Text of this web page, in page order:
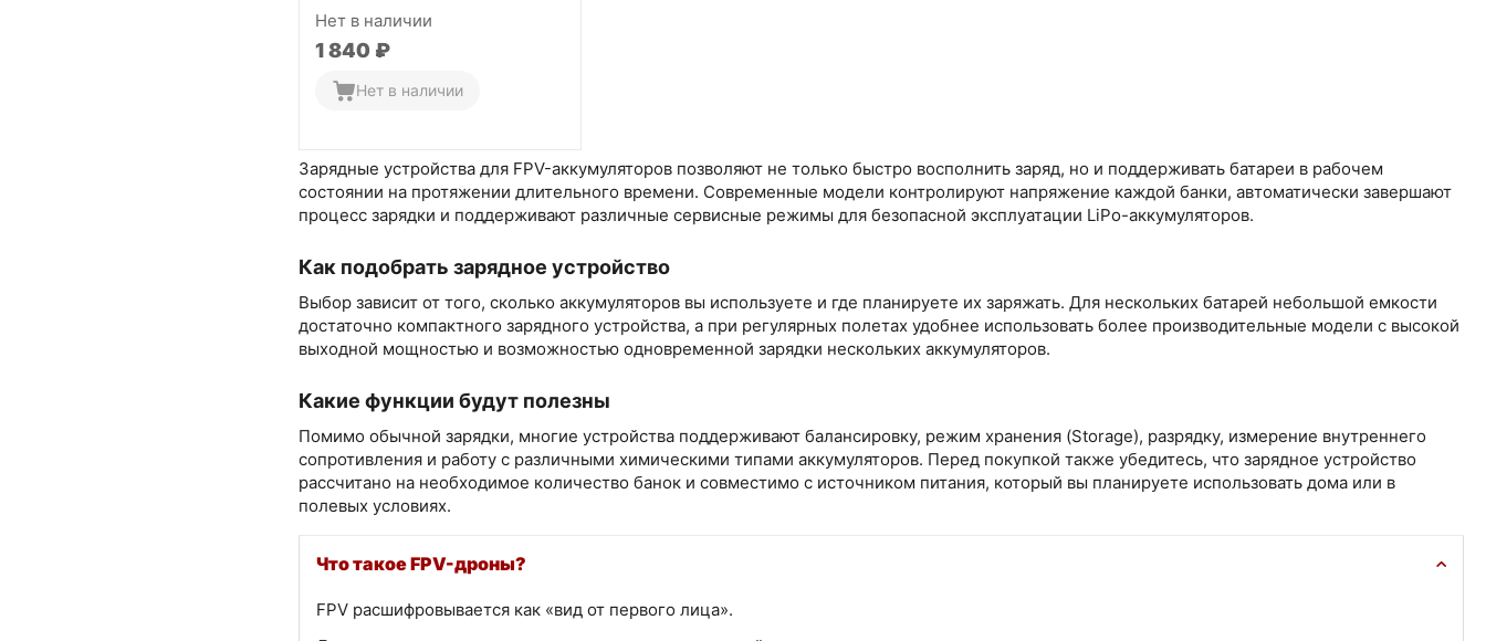
Зарядные устройства для FPV-аккумуляторов позволяют не только быстро восполнить заряд, но и поддерживать батареи в рабочем
состоянии на протяжении длительного времени. Современные модели контролируют напряжение каждой банки, автоматически завершают
процесс зарядки и поддерживают различные сервисные режимы для безопасной эксплуатации LiPo-аккумуляторов.
Как подобрать зарядное устройство
Выбор зависит от того, сколько аккумуляторов вы используете и где планируете их заряжать. Для нескольких батарей небольшой емкости
достаточно компактного зарядного устройства, а при регулярных полетах удобнее использовать более производительные модели с высокой
выходной мощностью и возможностью одновременной зарядки нескольких аккумуляторов.
Какие функции будут полезны
Помимо обычной зарядки, многие устройства поддерживают балансировку, режим хранения (Storage), разрядку, измерение внутреннего
сопротивления и работу с различными химическими типами аккумуляторов. Перед покупкой также убедитесь, что зарядное устройство
рассчитано на необходимое количество банок и совместимо с источником питания, который вы планируете использовать дома или в
полевых условиях.
Что такое FPV-дроны?
FPV расшифровывается как «вид от первого лица».
Нет в наличии
1 840 ₽
Нет в наличии